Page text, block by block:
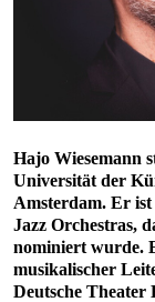
Hajo Wiesemann
Universität der
Amsterdam. Er ist
Jazz Orchestras,
nominiert wurde.
musikalischer
Deutsche Theater